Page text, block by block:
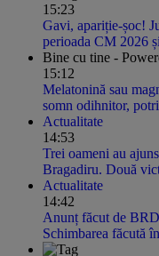
15:23
Gavi, apariție-șoc!
perioada CM 2026
Bine cu tine -
15:12
Melatonină sau
somn odihnitor,
Actualitate
14:53
Trei oameni au
Bragadiru. Două
Actualitate
14:42
Anunț făcut de
Schimbarea făcută